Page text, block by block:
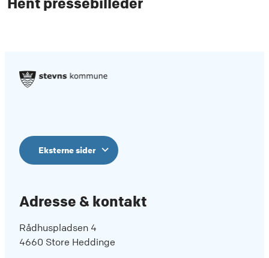
Hent pressebilleder
Eksterne sider
Adresse & kontakt
Rådhuspladsen 4
4660 Store Heddinge